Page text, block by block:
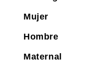
Mujer
Hombre
Maternal